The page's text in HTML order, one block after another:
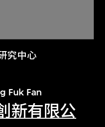
究中心
Fuk Fan
新有限公
二十一世纪视觉